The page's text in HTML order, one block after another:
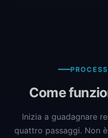
Come
Inizia a guadagnare
quattro passaggi. Non